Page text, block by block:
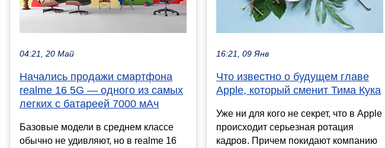
04:21, 20 Май
Начались продажи смартфона
realme 16 5G — одного из самых
легких с батареей 7000 мАч
Базовые модели в среднем классе
обычно не удивляют, но в realme 16
16:21, 09 Янв
Что известно о будущем главе
Apple, который сменит Тима Кука
Уже ни для кого не секрет, что в Apple
происходит серьезная ротация
кадров. Причем покидают компанию